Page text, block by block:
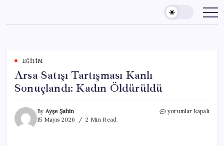
content
EĞITIM
Arsa Satışı Tartışması Kanlı
Sonuçlandı: Kadın Öldürüldü
By Ayşe Şahin
15 Mayıs 2026
2 Min Read
Arsa
yorumlar kapalı